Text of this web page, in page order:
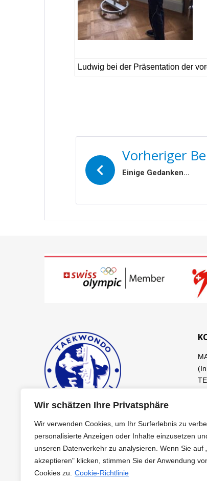
Wir schätzen Ihre Privatsphäre
Wir verwenden Cookies, um Ihr Surferlebnis zu
personalisierte Anzeigen oder Inhalte einzusetzen
unseren Datenverkehr zu analysieren. Wenn Sie auf
akzeptieren" klicken, stimmen Sie der Anwendung
Cookies zu.
Cookie-Richtlinie
Ludwig bei der Präsentation der
Vorheriger
Einige Gedanken…